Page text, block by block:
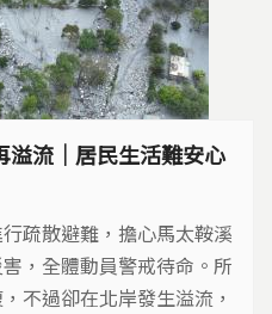
溢流｜居民生活難安心
疏散避難，擔心馬太鞍溪
，全體動員警戒待命。所
不過卻在北岸發生溢流，